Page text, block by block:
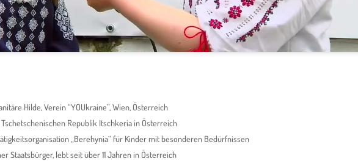
Hilde, Verein “YOUkraine”, Wien, Österreich
Republik Itschkeria in Österreich
„Berehynia“ für Kinder mit besonderen Bedürfnissen
Staatsbürger, lebt seit über 11 Jahren in Österreich